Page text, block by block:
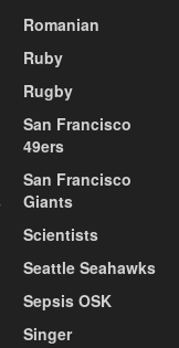
Romanian
Ruby
Rugby
San Francisco
49ers
San Francisco
Giants
Scientists
Seattle Seahawks
Sepsis OSK
Singer